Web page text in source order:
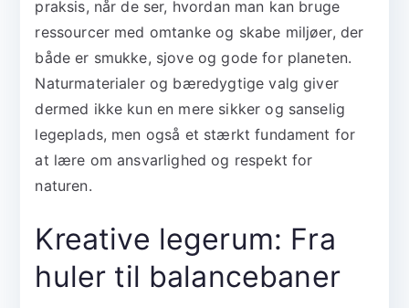
praksis, når de ser, hvordan man kan bruge
ressourcer med omtanke og skabe miljøer, der
både er smukke, sjove og gode for planeten.
Naturmaterialer og bæredygtige valg giver
dermed ikke kun en mere sikker og sanselig
legeplads, men også et stærkt fundament for
at lære om ansvarlighed og respekt for
naturen.
Kreative legerum: Fra
huler til balancebaner